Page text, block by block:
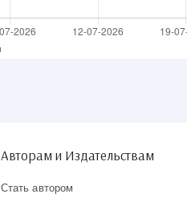
Авторам и Издательствам
Стать автором